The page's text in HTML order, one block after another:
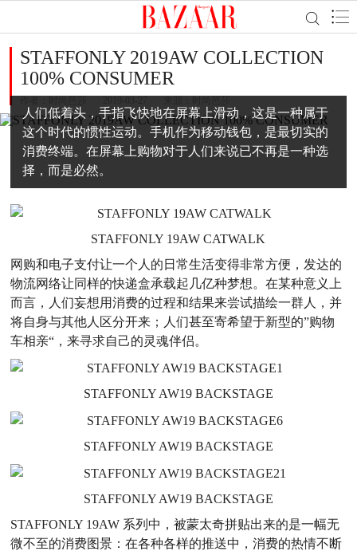
STAFFONLY 2019AW COLLECTION
100% CONSUMER
人们低着头，手指飞快地在屏幕上滑动，这是一种属于
这个时代的惯性运动。手机作为移动钱包，是最切实的
消费终端。在屏幕上购物对于人们来说已不再是一种选
择，而是必然。
STAFFONLY 19AW CATWALK
网购和电子支付让一个人的日常生活变得非常方便，发达的
物流网络让同样的快递盒承载起几亿种梦想。在某种意义上
而言，人们妄想用消费的过程和结果来尝试描绘一群人，并
将自身与其他人区分开来；人们甚至寄希望于新型的”购物
车相亲“，来寻求自己的灵魂伴侣。
STAFFONLY AW19 BACKSTAGE
STAFFONLY AW19 BACKSTAGE
STAFFONLY AW19 BACKSTAGE
STAFFONLY 19AW 系列中，被蒙太奇拼贴出来的是一幅无
微不至的消费图景：在各种各样的推送中，消费的热情不断